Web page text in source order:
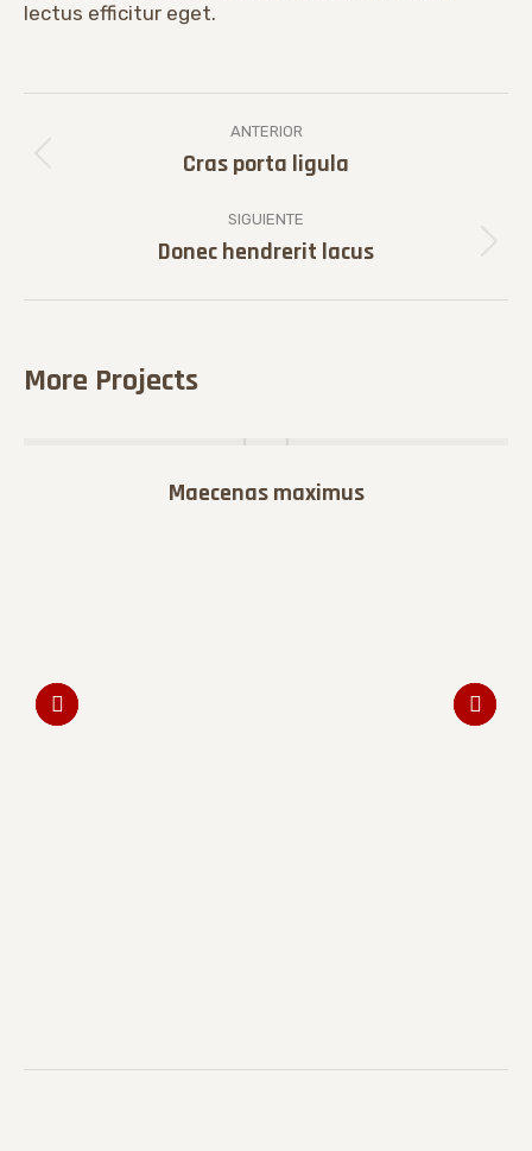
lectus efficitur eget.
ANTERIOR
Proyecto
Cras porta ligula
SIGUIENTE
Proyecto
Donec hendrerit lacus
More Projects
Maecenas maximus